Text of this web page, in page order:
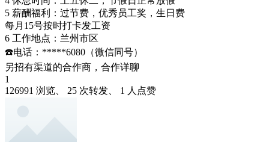
5 薪酬福利：过节费，优秀员工奖，生日费
每月15号按时打卡发工资
6 工作地点：兰州市区
☎️电话：*****6080（微信同号）
另招有渠道的合作商，合作详聊
1
126991 浏览、 25 次转发、 1 人点赞